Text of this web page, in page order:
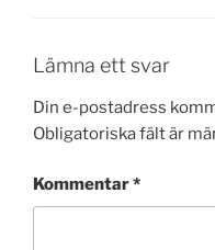
Lämna ett svar
Din e-postadress
Obligatoriska fält är
Kommentar*